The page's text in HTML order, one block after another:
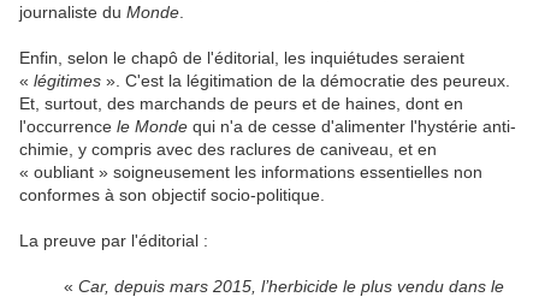
journaliste du Monde
Enfin, selon le chapô de l'éditorial, les inquiétudes seraient
« légitimes ». C'est la légitimation de la démocratie des peureux.
Et, surtout, des marchands de peurs et de haines, dont en
l'occurrence le Monde qui n'a de cesse d'alimenter l'hystérie anti-
chimie, y compris avec des raclures de caniveau, et en
« oubliant » soigneusement les informations essentielles non
conformes à son objectif socio-politique.
La preuve par l'éditorial :
«Car, depuis mars 2015, l’herbicide le plus vendu dans le